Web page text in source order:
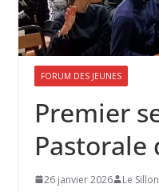
FORUM DES JEUNES
Premier
Pastorale
26 janvier 2026 Le Sillon